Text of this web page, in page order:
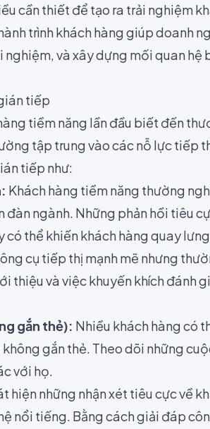
cần thiết để tạo ra trải nghiệm
trình khách hàng giúp doanh
và xây dựng mối quan hệ
tiếp
tiềm năng lần đầu biết đến
tập trung vào các nỗ lực tiếp
tiếp như:
Khách hàng tiềm năng thường
ngành. Những phản hồi tiêu
có thể khiến khách hàng quay
cụ tiếp thị mạnh mẽ nhưng
thiệu và việc khuyến khích đánh
gắn thẻ): Nhiều khách hàng có
gắn thẻ. Theo dõi những
với họ.
hiện những nhận xét tiêu cực về
nổi tiếng. Bằng cách giải đáp